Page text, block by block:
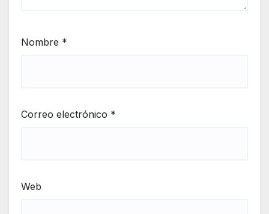
Nombre *
Correo electrónico *
Web